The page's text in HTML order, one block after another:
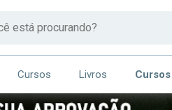
Cursos Livros